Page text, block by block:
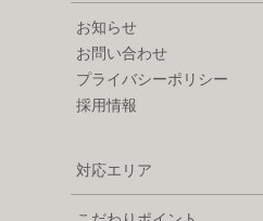
お知らせ
お問い合わせ
プライバシーポリシー
採用情報
対応エリア